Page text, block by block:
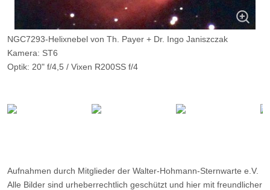
NGC7293-Helixnebel von Th. Payer + Dr. Ingo Janiszczak
Kamera: ST6
Optik: 20" f/4,5 / Vixen R200SS f/4
Filter: ---
Aufnahmen durch Mitglieder der Walter-Hohmann-Sternwarte e.V.
Alle Bilder sind urheberrechtlich geschützt und hier mit freundlicher